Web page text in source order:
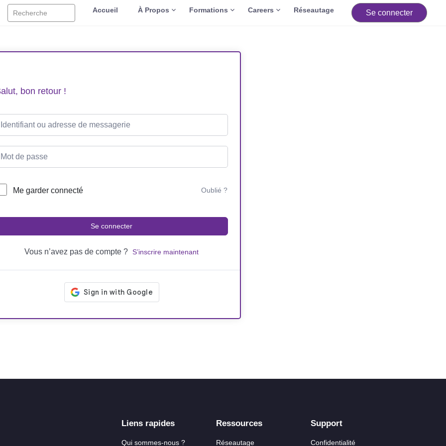
Recherche Accueil À Propos Formations Careers Réseautage Se connecter
bon retour !
Me garder connecté Oublié ?
Se connecter
Vous n’avez pas de compte ? S’inscrire maintenant
Liens rapides
Qui sommes-nous ?
Ressources
Réseautage
Support
Confidentialité